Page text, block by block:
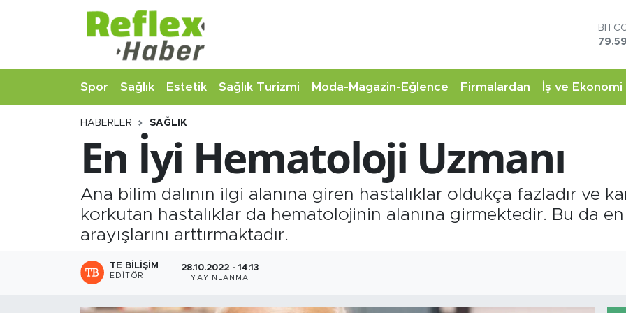
Spor Sağlık Estetik Sağlık Turizmi Moda-Magazin-Eğlence Firmalardan İş ve Ekonomi
HABERLER SAĞLIK
En İyi Hematoloji Uzmanı
Ana bilim dalının ilgi alanına giren hastalıklar oldukça fazladır ve
korkutan hastalıklar da hematolojinin alanına girmektedir. Bu da
arayışlarını arttırmaktadır.
TE BILIŞIM
EDITÖR
28.10.2022 - 14:13
YAYINLANMA
Estetik
Firmalardan
İş ve Ekonomi
Moda-Magazin-Eğlence
Nöbetçi Eczaneler
Hava Durumu
Namaz Vakitleri
Trafik Durumu
Şampiyonlar Ligi Puan Durumu ve Fikstür
Tüm Manşetler
Son Dakika Haberleri